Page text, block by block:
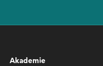
Akademie